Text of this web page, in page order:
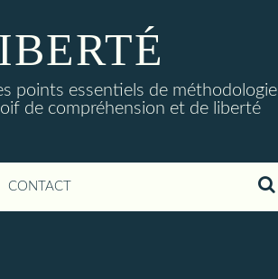
points essentiels de méthodologie
de compréhension et de liberté
CONTACT